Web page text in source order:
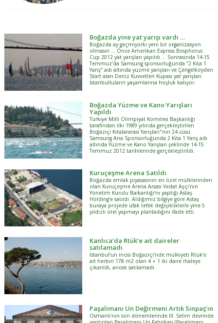
Boğazda yine yat yarışı vardı …
Boğazda ay geçmiyorki yeni bir organizasyon
olmasın … Önce Amerikan Express Bosphorus
Cup 2012 yat yarışları yapıldı … Sonrasında 14-15
Temmuz’da Samsung sponsorluğunda “2 Kıta 1
Yarış” adı altında yüzme yarışları ve Çengelköyden
Start alan Deniz Kuvvetleri Kupası yat yarışları
İstanbulluların yaşamlarına hoşluk katıyor.
Boğazda Yüzme ve Kano Yarışları
Yapıldı
Türkiye Milli Olimpiyat Komitesi Başkanlığı
tarafından ilki 1989 yılında gerçekleştirilen
Boğaziçi Kıtalararası Yarışları"nın 24.cüsü
Samsung Ana Sponsorluğunda 2 Kıta 1 Yarış adı
altında Yüzme ve Kano Yarışları şeklinde 14-15
Temmuz 2012 tarihlerinde gerçekleştirildi.
Kuruçeşme Arena Satıldı
Boğazda emlak piyasasının en özel mülklerinden
olan Kuruçeşme Arena Arsası Vedat Aşçı’nın
Yönetim Kurulu Baikanlığı’nı yaptığı Astaş
Holding’e satıldı. Aldığımız bilgiye göre Astaş
buraya projede ufak tefek değişikliklerle yine 5
yıldızlı otel yapmayı planladığını ifade etti.
Kanlıca’da Rtük’e ait daireler
satılamadı
İstanbul’un incisi Boğaziçi’nde mülkiyeti Rtük’e
ait herbiri 178 m2 olan 4 + 1 iki daire ihaleye
çıkarıldı, ancak satılamadı.
Paşalimanı Un Değirmeni Artık Sinpaş’ın
Osmanlı'nın son dönemlerinde III. Selim devrinde